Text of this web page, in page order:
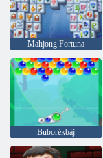
Mahjong Fortuna
Buborékbáj